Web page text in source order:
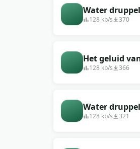
Water
naar beneden
128 kb/s 370
Het geluid
druppelende
128 kb/s 366
Water
128 kb/s 321